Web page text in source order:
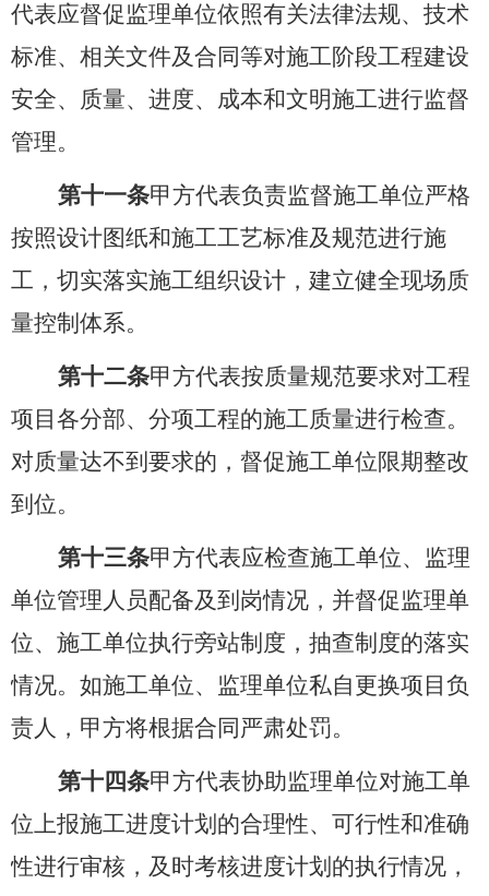
代表应督促监理单位依照有关法律法规、技术
标准、相关文件及合同等对施工阶段工程建设
安全、质量、进度、成本和文明施工进行监督
管理。
第十一条甲方代表负责监督施工单位严格
按照设计图纸和施工工艺标准及规范进行施
工，切实落实施工组织设计，建立健全现场质
量控制体系。
第十二条甲方代表按质量规范要求对工程
项目各分部、分项工程的施工质量进行检查。
对质量达不到要求的，督促施工单位限期整改
到位。
第十三条甲方代表应检查施工单位、监理
单位管理人员配备及到岗情况，并督促监理单
位、施工单位执行旁站制度，抽查制度的落实
情况。如施工单位、监理单位私自更换项目负
责人，甲方将根据合同严肃处罚。
第十四条甲方代表协助监理单位对施工单
位上报施工进度计划的合理性、可行性和准确
性进行审核，及时考核进度计划的执行情况，